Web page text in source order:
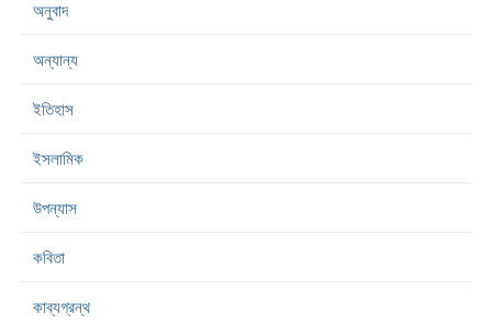
অনুবাদ
অন্যান্য
ইতিহাস
ইসলামিক
উপন্যাস
কবিতা
কাব্যগ্রন্থ